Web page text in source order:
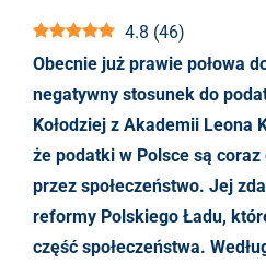
4.8 (46)
Obecnie już prawie połowa
negatywny stosunek do
Kołodziej z Akademii Leona
że podatki w Polsce są
przez społeczeństwo. Jej
reformy Polskiego Ładu,
część społeczeństwa.